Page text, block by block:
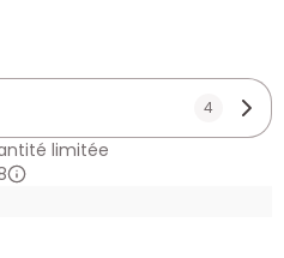
4
limitée